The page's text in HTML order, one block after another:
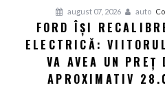
august 07, 2026 auto
FORD ÎȘI
ELECTRICĂ:
VA AVEA UN PREȚ
APROXIMATIV